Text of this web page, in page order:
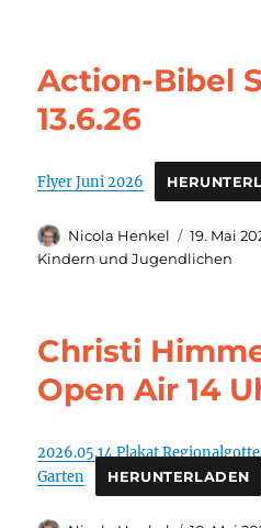
Action-Bibel
13.6.26
Flyer Juni 2026
Autor
Nicola Henkel
am
19. Mai
Kindern und Jugendlichen
Christi
Open Air 14
2026.05.14 Plakat
Garten
HERUNTERLADEN